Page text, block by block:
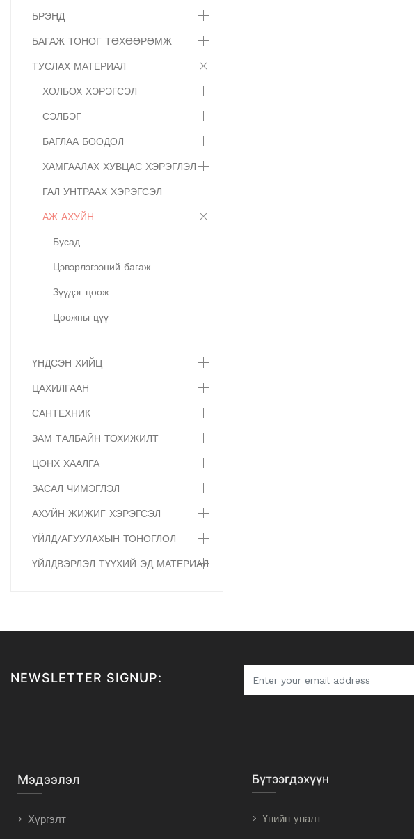
БРЭНД
БАГАЖ ТОНОГ ТӨХӨӨРӨМЖ
ТУСЛАХ МАТЕРИАЛ
ХОЛБОХ ХЭРЭГСЭЛ
СЭЛБЭГ
БАГЛАА БООДОЛ
ХАМГААЛАХ ХУВЦАС ХЭРЭГЛЭЛ
ГАЛ УНТРААХ ХЭРЭГСЭЛ
АЖ АХУЙН
Бусад
Цэвэрлэгээний багаж
Зүүдэг цоож
Цоожны цүү
ҮНДСЭН ХИЙЦ
ЦАХИЛГААН
САНТЕХНИК
ЗАМ ТАЛБАЙН ТОХИЖИЛТ
ЦОНХ ХААЛГА
ЗАСАЛ ЧИМЭГЛЭЛ
АХУЙН ЖИЖИГ ХЭРЭГСЭЛ
ҮЙЛД/АГУУЛАХЫН ТОНОГЛОЛ
ҮЙЛДВЭРЛЭЛ ТҮҮХИЙ ЭД МАТЕРИАЛ
NEWSLETTER SIGNUP:
Мэдээлэл
Хүргэлт
Бүтээгдэхүүн
Үнийн уналт